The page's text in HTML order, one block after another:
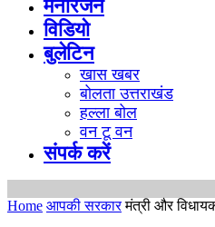
मनोरंजन
विडियो
बुलेटिन
खास खबर
बोलता उत्तराखंड
हल्ला बोल
वन टू वन
संपर्क करें
Home आपकी सरकार मंत्री और